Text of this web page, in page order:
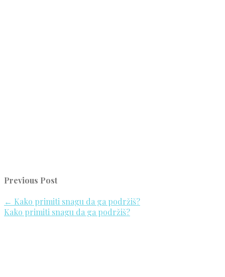
Previous Post
← Kako primiti snagu da ga podržiš?
Kako primiti snagu da ga podržiš?